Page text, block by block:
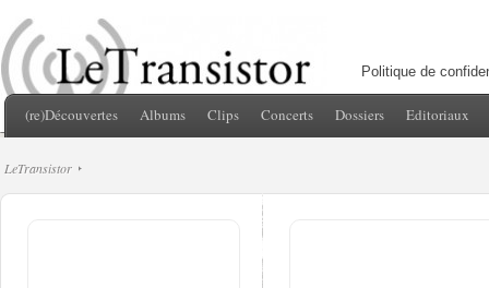
Politique de
(re)Découvertes Albums Clips Concerts Dossiers Editoriaux
LeTransistor